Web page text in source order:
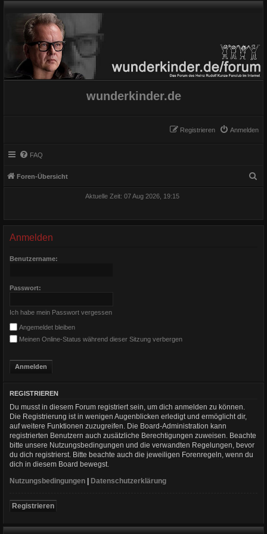
wunderkinder.de
Anmelden
Registrieren
FAQ
Foren-Übersicht
Aktuelle Zeit: 07 Aug 2026, 19:15
Anmelden
Benutzername:
Passwort:
Ich habe mein Passwort vergessen
Angemeldet bleiben
Meinen Online-Status während dieser Sitzung verbergen
REGISTRIEREN
Du musst in diesem Forum registriert sein, um dich anmelden zu können.
Die Registrierung ist in wenigen Augenblicken erledigt und ermöglicht dir,
auf weitere Funktionen zuzugreifen. Die Board-Administration kann
registrierten Benutzern auch zusätzliche Berechtigungen zuweisen. Beachte
bitte unsere Nutzungsbedingungen und die verwandten Regelungen, bevor
du dich registrierst. Bitte beachte auch die jeweiligen Forenregeln, wenn du
dich in diesem Board bewegst.
Nutzungsbedingungen
Datenschutzerklärung
Registrieren